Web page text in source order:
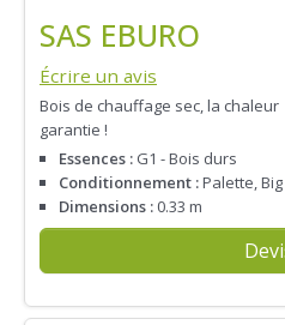
SAS EBURO
Écrire un avis
Bois de chauffage sec, la chaleur
garantie !
Essences : G1 - Bois durs
Conditionnement :Palette,
Dimensions : 0.33 m